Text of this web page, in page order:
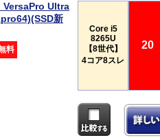
VersaPro Ultra
新
料
Core i5
8265U
【8世代】
4コア8スレ
20